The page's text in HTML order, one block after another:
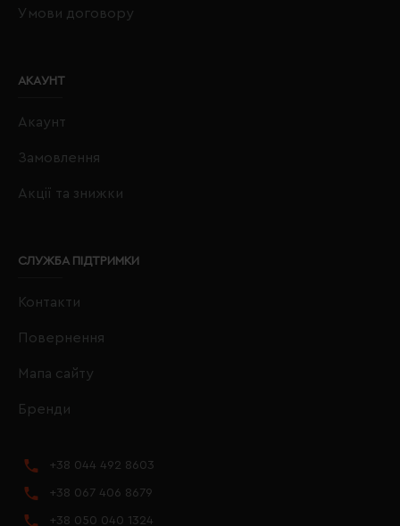
Умови договору
АКАУНТ
Акаунт
Замовлення
Акції та знижки
СЛУЖБА ПІДТРИМКИ
Контакти
Повернення
Мапа сайту
Бренди
+38 044 492 8603
+38 067 406 8679
+38 050 040 1324